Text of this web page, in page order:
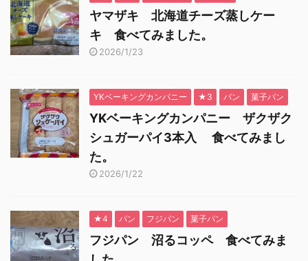
ヤマザキ 北海道チーズ蒸しケー
キ 食べてみました。
2026/1/23
YKベーキングカンパニー ★3 パン 菓子パン
YKベーキングカンパニー ザクザク
シュガーパイ3本入 食べてみまし
た。
2026/1/22
★4 パン フジパン 菓子パン
フジパン 沼るコッペ 食べてみま